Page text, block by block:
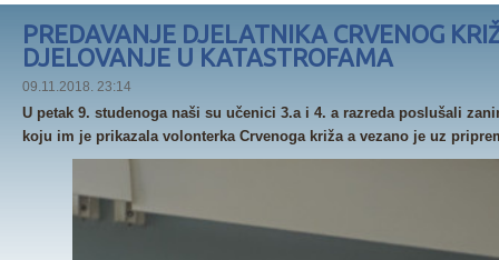
PREDAVANJE DJELATNIKA CRVENOG
DJELOVANJE U KATASTROFAMA
09.11.2018. 23:14
U petak 9. studenoga naši su učenici 3.a i 4. a razreda poslušali
koju im je prikazala volonterka Crvenoga križa a vezano je uz